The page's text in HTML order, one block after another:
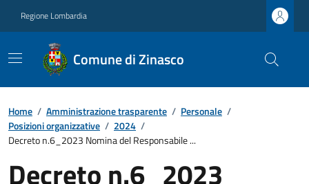
Regione Lombardia
Comune di Zinasco
Home / Amministrazione trasparente / Personale /
Posizioni organizzative / 2024 /
Decreto n.6_2023 Nomina del Responsabile ...
Decreto n.6_2023